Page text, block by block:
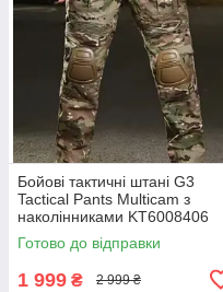
Бойові тактичні штані G3
Tactical Pants Multicam з
наколінниками KT6008406
Готово до відправки
1 999 ₴ 2 999 ₴